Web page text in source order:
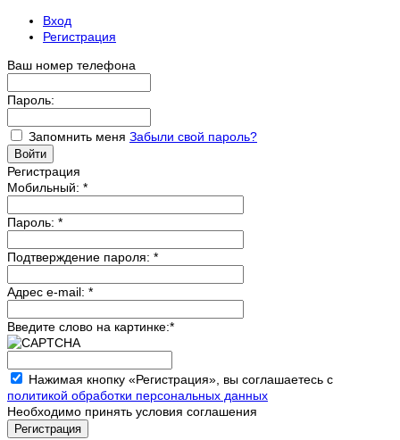
Вход
Регистрация
Ваш номер телефона
Пароль:
Запомнить меня Забыли свой пароль?
Регистрация
Мобильный: *
Пароль: *
Подтверждение пароля: *
Адрес e-mail: *
Введите слово на картинке:*
Нажимая кнопку «Регистрация», вы соглашаетесь с
политикой обработки персональных данных
Необходимо принять условия соглашения